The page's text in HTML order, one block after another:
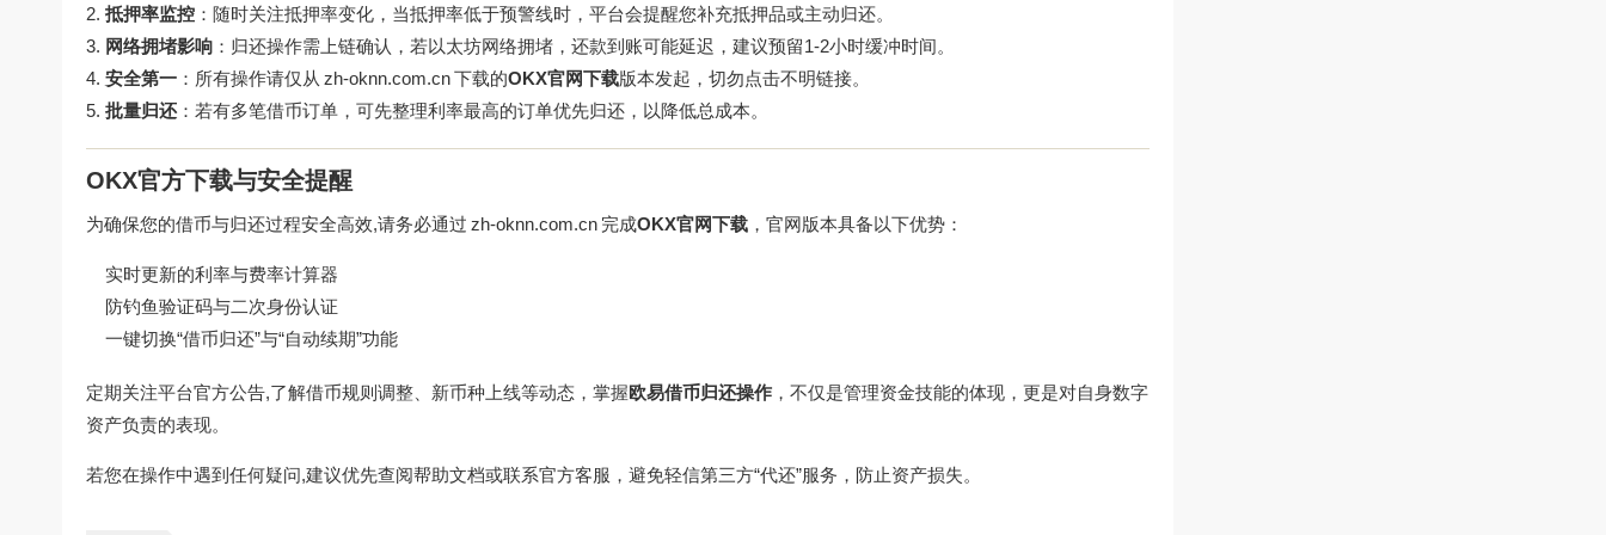
抵押率监控 ：随时关注抵押率变化，当抵押率低于预警线时，平台会提醒您补充抵押品或主动归还。
网络拥堵影响 ：归还操作需上链确认，若以太坊网络拥堵，还款到账可能延迟，建议预留1-2小时缓冲时间。
安全第一 ：所有操作请仅从 zh-oknn.com.cn下载的OKX官网下载版本发起，切勿点击不明链接。
批量归还：若有多笔借币订单，可先整理利率最高的订单优先归还，以降低总成本。
OKX官方下载与安全提醒
为确保您的借币与归还过程安全高效,请务必通过 zh-oknn.com.cn 完成OKX官网下载 ，官网版本具备以下优势：
实时更新的利率与费率计算器
防钓鱼验证码与二次身份认证
一键切换“借币归还”与“自动续期”功能
定期关注平台官方公告,了解借币规则调整、新币种上线等动态，掌握欧易借币归还操作 ，不仅是管理资金技能的体现，更是对自身数字
资产负责的表现。
若您在操作中遇到任何疑问,建议优先查阅帮助文档或联系官方客服，避免轻信第三方“代还”服务，防止资产损失。